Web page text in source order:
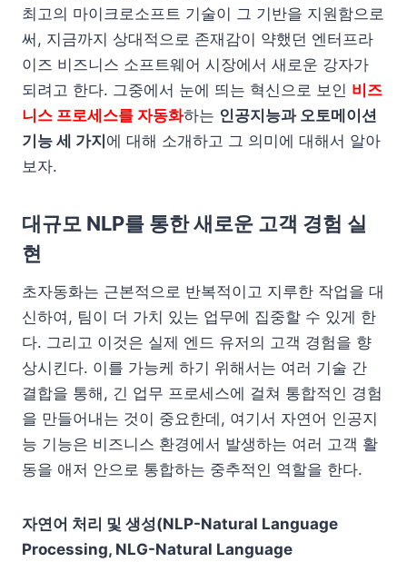
최고의 마이크로소프트 기술이 그 기반을 지원함으로
써, 지금까지 상대적으로 존재감이 약했던 엔터프라
이즈 비즈니스 소프트웨어 시장에서 새로운 강자가
되려고 한다. 그중에서 눈에 띄는 혁신으로 보인 비즈
니스 프로세스를 자동화하는 인공지능과 오토메이션
기능 세 가지 에 대해 소개하고 그 의미에 대해서 알아
보자.
대규모 NLP를 통한 새로운 고객 경험 실
현
초자동화는 근본적으로 반복적이고 지루한 작업을 대
신하여, 팀이 더 가치 있는 업무에 집중할 수 있게 한
다. 그리고 이것은 실제 엔드 유저의 고객 경험을 향
상시킨다. 이를 가능케 하기 위해서는 여러 기술 간
결합을 통해, 긴 업무 프로세스에 걸쳐 통합적인 경험
을 만들어내는 것이 중요한데, 여기서 자연어 인공지
능 기능은 비즈니스 환경에서 발생하는 여러 고객 활
동을 애저 안으로 통합하는 중추적인 역할을 한다.
자연어 처리 및 생성(NLP-Natural Language
Processing, NLG-Natural Language